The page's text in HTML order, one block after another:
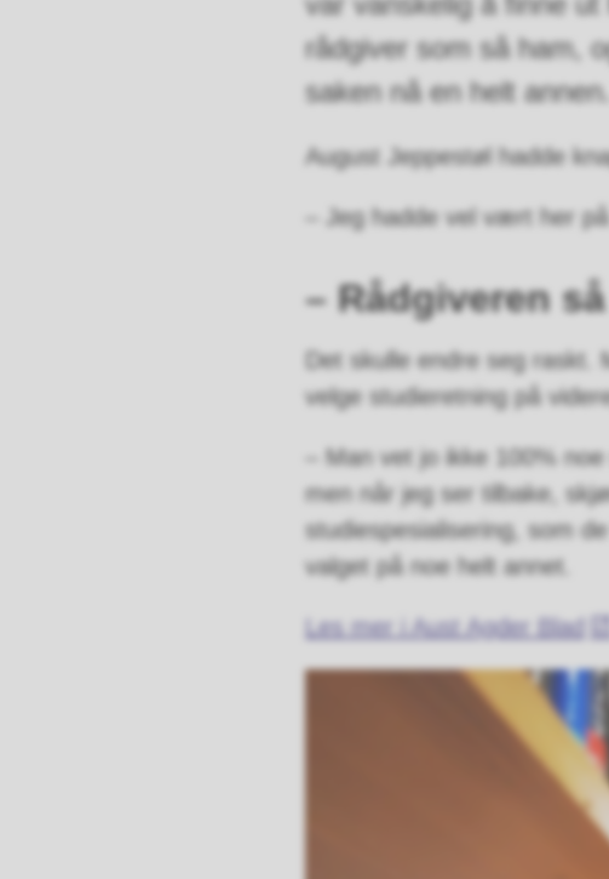
rådgiver som så ham,
saken nå en helt
August Jeppestøl hadde
– Jeg hadde vel vært her
– Rådgiveren
Det skulle endre seg
velge studieretning på
– Man vet jo ikke 100%
men når jeg ser tilbake,
studiespesialisering, som
valget på noe helt annet.
Les mer i Aust Agder Blad